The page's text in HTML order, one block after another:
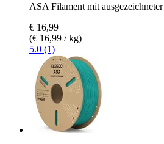
ASA Filament mit
€ 16,99
(€ 16,99 / kg)
5.0 (1)